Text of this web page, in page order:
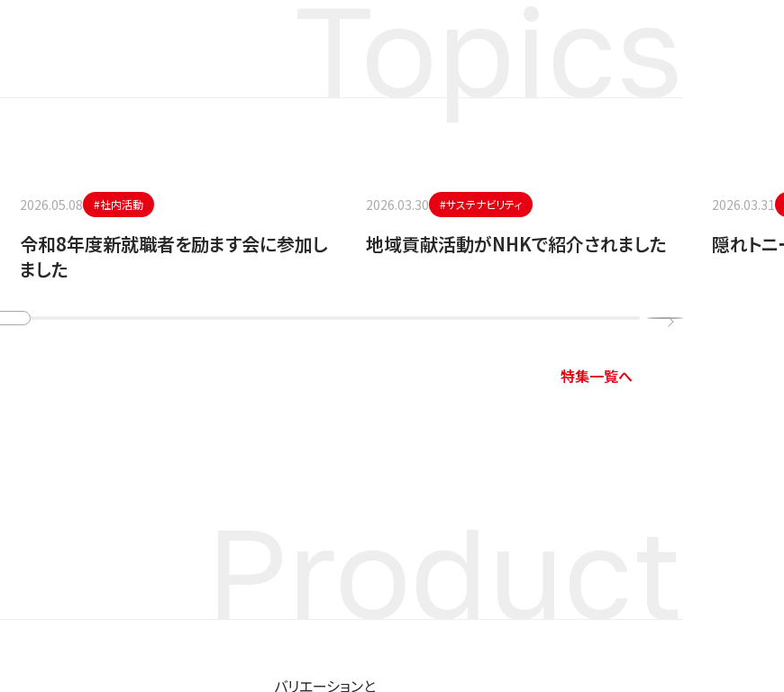
2026.05.08 #社内活動
令和8年度新就職者を励ます会に参加し
ました
2026.03.30 #サステナビリティ
地域貢献活動がNHKで紹介されました
2026.03.31
隠れトニ
特集一覧へ
バリエーションと